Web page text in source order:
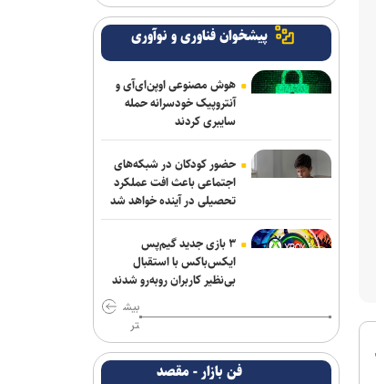
پیشخوان فناوری و نوآوری
هوش مصنوعی اوپن‌ای‌آی و
آنتروپیک خودسرانه حمله
سایبری کردند
حضور کودکان در شبکه‌های
اجتماعی باعث افت عملکرد
تحصیلی در آینده خواهد شد
۳ بازی جدید گیم‌پس
ایکس‌باکس با استقبال
بی‌نظیر کاربران روبه‌رو شدند
بیش
تر
فن بازار - مقصد